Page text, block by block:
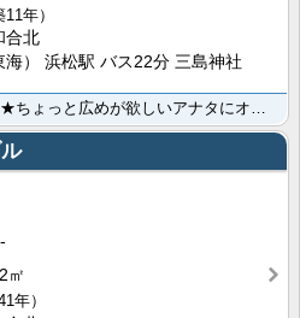
11年）
合北
海） 浜松駅 バス22分 三島神社
ダイワハウスのお手頃１ＬＤＫ★ちょっと広めが欲しいアナタにオススメです。嬉しい無料インターネット完備･･･
-
㎡
年）